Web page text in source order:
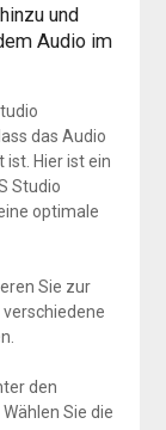
und
Audio im
das Audio
Hier ist ein
Studio
optimale
Sie zur
verschiedene
den
Sie die